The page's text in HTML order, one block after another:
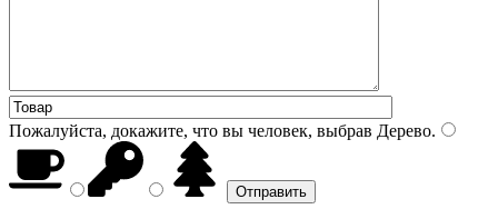
Пожалуйста, докажите, что вы человек, выбрав Дерево.